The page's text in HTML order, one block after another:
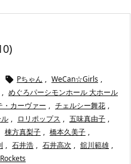
 Pちゃん , WeCan☆Girls ,
, めぐろパーシモンホール 大ホール
・カーヴァー , チェルシー舞花 ,
, ロリポップス , 五味真由子 ,
棟方真梨子 , 橋本久美子 ,
, 石井浩 , 石井高次 , 舘川範雄 ,